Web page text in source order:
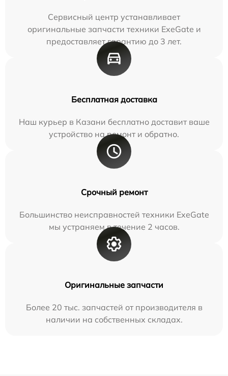
Сервисный центр устанавливает
оригинальные запчасти техники ExeGate и
предоставляет гарантию до 3 лет.
Бесплатная доставка
Наш курьер в Казани бесплатно доставит ваше
устройство на ремонт и обратно.
Срочный ремонт
Большинство неисправностей техники ExeGate
мы устраняем в течение 2 часов.
Оригинальные запчасти
Более 20 тыс. запчастей от производителя в
наличии на собственных складах.